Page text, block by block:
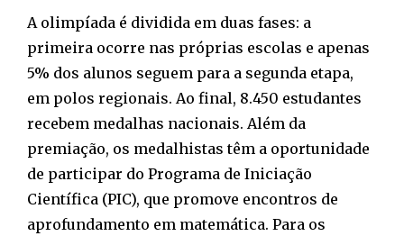
A olimpíada é dividida em duas fases: a
primeira ocorre nas próprias escolas e apenas
5% dos alunos seguem para a segunda etapa,
em polos regionais. Ao final, 8.450 estudantes
recebem medalhas nacionais. Além da
premiação, os medalhistas têm a oportunidade
de participar do Programa de Iniciação
Científica (PIC), que promove encontros de
aprofundamento em matemática. Para os